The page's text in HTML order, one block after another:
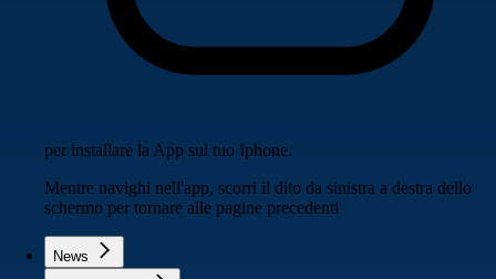
per installare la App sul tuo Iphone.
Mentre navighi nell'app, scorri il dito da sinistra a destra dello
schermo per tornare alle pagine precedenti
News